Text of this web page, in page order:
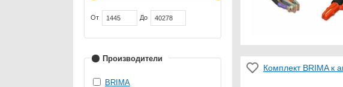
От До
Производители
BRIMA
Комплект BRIMA к